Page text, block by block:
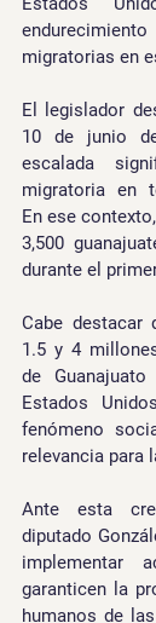
migratorias en
El legislador
10 de junio
escalada
migratoria en
En ese
3,500
durante el
Cabe destacar
1.5 y 4
de
Estados
fenómeno
relevancia para
Ante esta
diputado
implementar
garanticen la
humanos de